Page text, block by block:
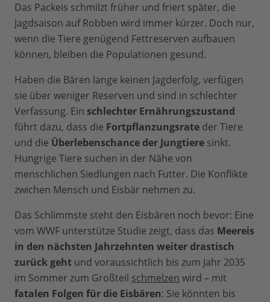
Das Packeis schmilzt früher und friert später, die
Jagdsaison auf Robben wird immer kürzer. Doch nur,
wenn die Tiere genügend Fettreserven aufbauen
können, bleiben die Populationen gesund.
Haben die Bären lange keinen Jagderfolg, verfügen
sie über weniger Reserven und sind in schlechter
Verfassung. Ein schlechter Ernährungszustand
führt dazu, dass die Fortpflanzungsrate der Tiere
und die Überlebenschance der Jungtiere sinkt.
Hungrige Tiere suchen in der Nähe von
menschlichen Siedlungen nach Futter. Die Konflikte
zwichen Mensch und Eisbär nehmen zu.
Das Schlimmste steht den Eisbären noch bevor: Eine
vom WWF unterstütze Studie zeigt, dass das Meereis
in den nächsten Jahrzehnten weiter drastisch
zurück geht und voraussichtlich bis zum Jahr 2035
im Sommer zum Großteil schmelzen wird – mit
fatalen Folgen für die Eisbären: Sie könnten bis